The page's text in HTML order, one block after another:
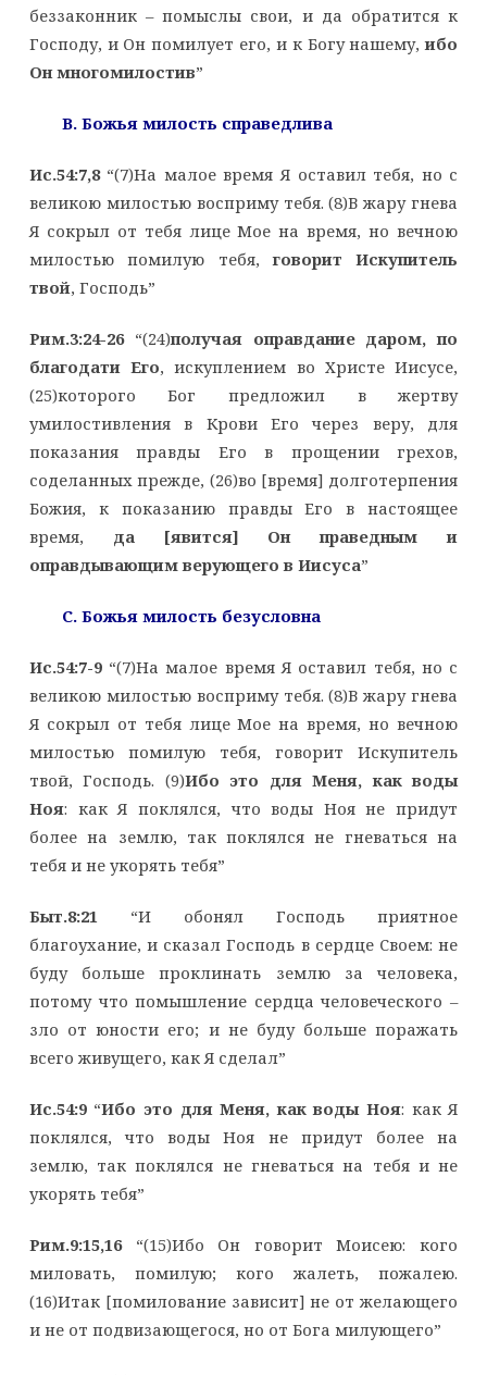
беззаконник – помыслы свои, и да обратится к
Господу, и Он помилует его, и к Богу нашему,ибо
Он многомилостив”
B. Божья милость справедлива
Ис.54:7,8“(7)На малое время Я оставил тебя, но с
великою милостью восприму тебя. (8)В жару гнева
Я сокрыл от тебя лице Мое на время, но вечною
милостью помилую тебя,говорит Искупитель
твой, Господь”
Рим.3:24-26“(24)получая оправдание даром, по
благодати Его, искуплением во Христе Иисусе,
(25)которого Бог предложил в жертву
умилостивления в Крови Его через веру, для
показания правды Его в прощении грехов,
соделанных прежде, (26)во [время] долготерпения
Божия, к показанию правды Его в настоящее
время, да [явится] Он праведным и
оправдывающим верующего в Иисуса”
C. Божья милость безусловна
Ис.54:7-9“(7)На малое время Я оставил тебя, но с
великою милостью восприму тебя. (8)В жару гнева
Я сокрыл от тебя лице Мое на время, но вечною
милостью помилую тебя, говорит Искупитель
твой, Господь. (9)Ибо это для Меня, как воды
Ноя: как Я поклялся, что воды Ноя не придут
более на землю, так поклялся не гневаться на
тебя и не укорять тебя”
Быт.8:21“И обонял Господь приятное
благоухание, и сказал Господь в сердце Своем: не
буду больше проклинать землю за человека,
потому что помышление сердца человеческого –
зло от юности его; и не буду больше поражать
всего живущего, как Я сделал”
Ис.54:9“Ибо это для Меня, как воды Ноя: как Я
поклялся, что воды Ноя не придут более на
землю, так поклялся не гневаться на тебя и не
укорять тебя”
Рим.9:15,16“(15)Ибо Он говорит Моисею: кого
миловать, помилую; кого жалеть, пожалею.
(16)Итак [помилование зависит] не от желающего
и не от подвизающегося, но от Бога милующего”